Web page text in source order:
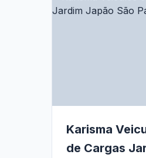
Karisma
de Cargas